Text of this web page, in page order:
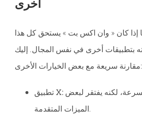
أخرى
إذا كان « وان اكس بت » يستحق كل هذا
بتطبيقات أخرى في نفس المجال. إليك
مقارنة سريعة مع بعض الخيارات الأخرى:
تطبيق X:
الميزات المتقدمة.